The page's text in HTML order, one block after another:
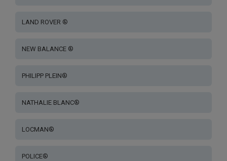
LAND ROVER ®
NEW BALANCE ®
PHILIPP PLEIN®
NATHALIE BLANC®
LOCMAN®
POLICE®